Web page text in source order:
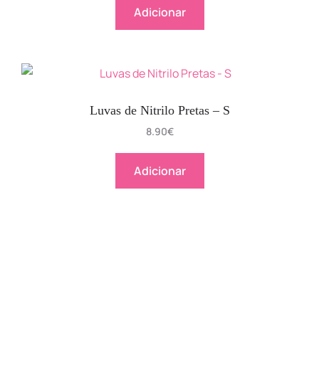
Adicionar
Luvas de Nitrilo Pretas – S
8.90€
Adicionar